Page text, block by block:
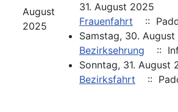
August
2025
31. August 2025
Frauenfahrt
::
Samstag, 30.
Bezirksehrung
::
Sonntag, 31. August
Bezirksfahrt
::